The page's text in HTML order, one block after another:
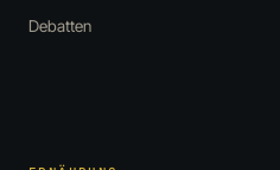
Debatten